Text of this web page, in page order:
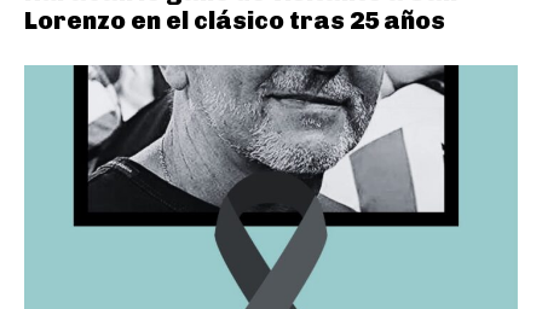
Lorenzo en el clásico tras 25 años